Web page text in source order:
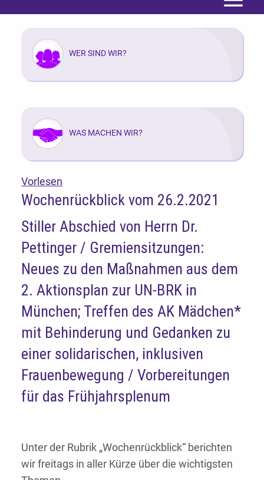
Menü
WER SIND WIR?
WAS MACHEN WIR?
Vorlesen
Wochenrückblick vom 26.2.2021
Stiller Abschied von Herrn Dr.
Pettinger / Gremiensitzungen:
Neues zu den Maßnahmen aus dem
2. Aktionsplan zur UN-BRK in
München; Treffen des AK Mädchen*
mit Behinderung und Gedanken zu
einer solidarischen, inklusiven
Frauenbewegung / Vorbereitungen
für das Frühjahrsplenum
Unter der Rubrik „Wochenrückblick“ berichten
wir freitags in aller Kürze über die wichtigsten